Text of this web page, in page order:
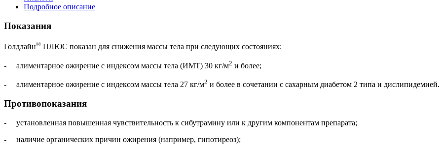
Подробное описание
Показания
Голдлайн® ПЛЮС показан для снижения массы тела при следующих состояниях:
- алиментарное ожирение с индексом массы тела (ИМТ) 30 кг/м2 и более;
- алиментарное ожирение с индексом массы тела 27 кг/м2 и более в сочетании с сахарным диабетом 2 типа и дислипидемией.
Противопоказания
- установленная повышенная чувствительность к сибутрамину или к другим компонентам препарата;
- наличие органических причин ожирения (например, гипотиреоз);